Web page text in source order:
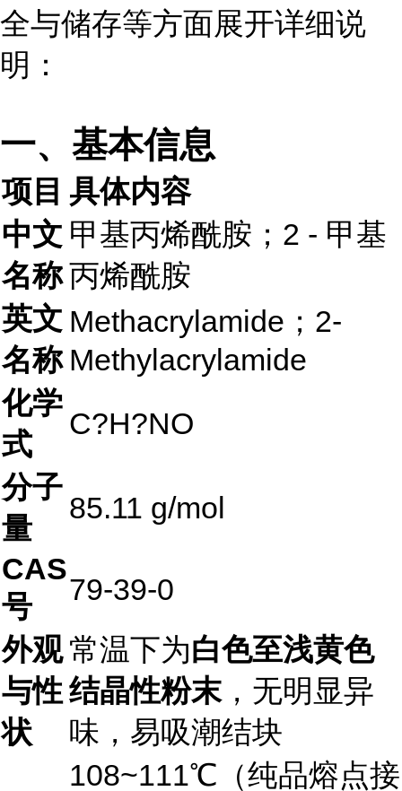
全与储存等方面展开详细说
明：
一、基本信息
项目 具体内容
中文
名称
甲基丙烯酰胺；2 - 甲基
丙烯酰胺
英文
名称
Methacrylamide；2-
Methylacrylamide
化学
式
C?H?NO
分子
量
85.11 g/mol
CAS
号
79-39-0
外观
与性
状
常温下为白色至浅黄色
结晶性粉末，无明显异
味，易吸潮结块
108~111℃（纯品熔点接